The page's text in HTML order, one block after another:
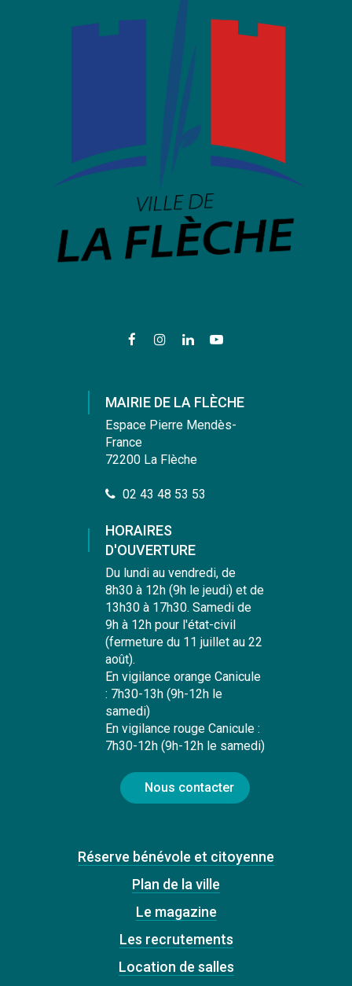
Lien
compte
Lien
compte
Lien
compte
chaîne
MAIRIE DE LA FLÈCHE
Espace Pierre Mendès-
France
72200 La Flèche
02 43 48 53 53
HORAIRES
D'OUVERTURE
Du lundi au vendredi, de
8h30 à 12h (9h le jeudi) et de
13h30 à 17h30. Samedi de
9h à 12h pour l'état-civil
(fermeture du 11 juillet au 22
août).
En vigilance orange Canicule
: 7h30-13h (9h-12h le
samedi)
En vigilance rouge Canicule :
7h30-12h (9h-12h le samedi)
Nous contacter
Réserve bénévole et citoyenne
Plan de la ville
Le magazine
Les recrutements
Location de salles